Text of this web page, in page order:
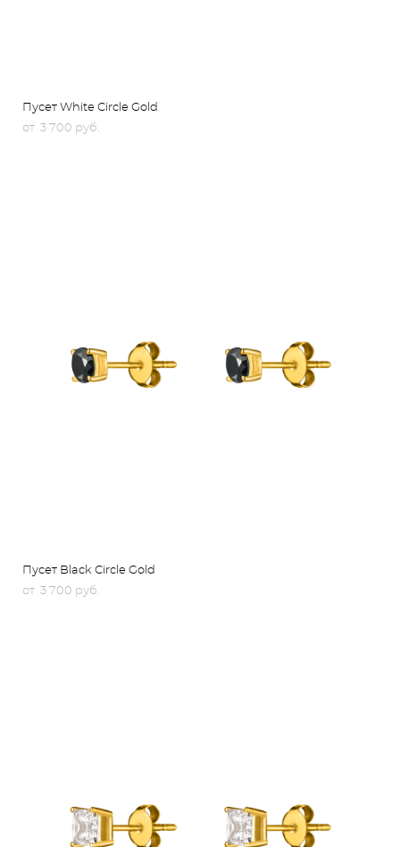
Пусет White Circle Gold
от 3 700 pуб.
Пусет Black Circle Gold
от 3 700 pуб.